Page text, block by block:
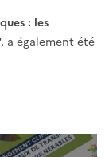
: les
a également été